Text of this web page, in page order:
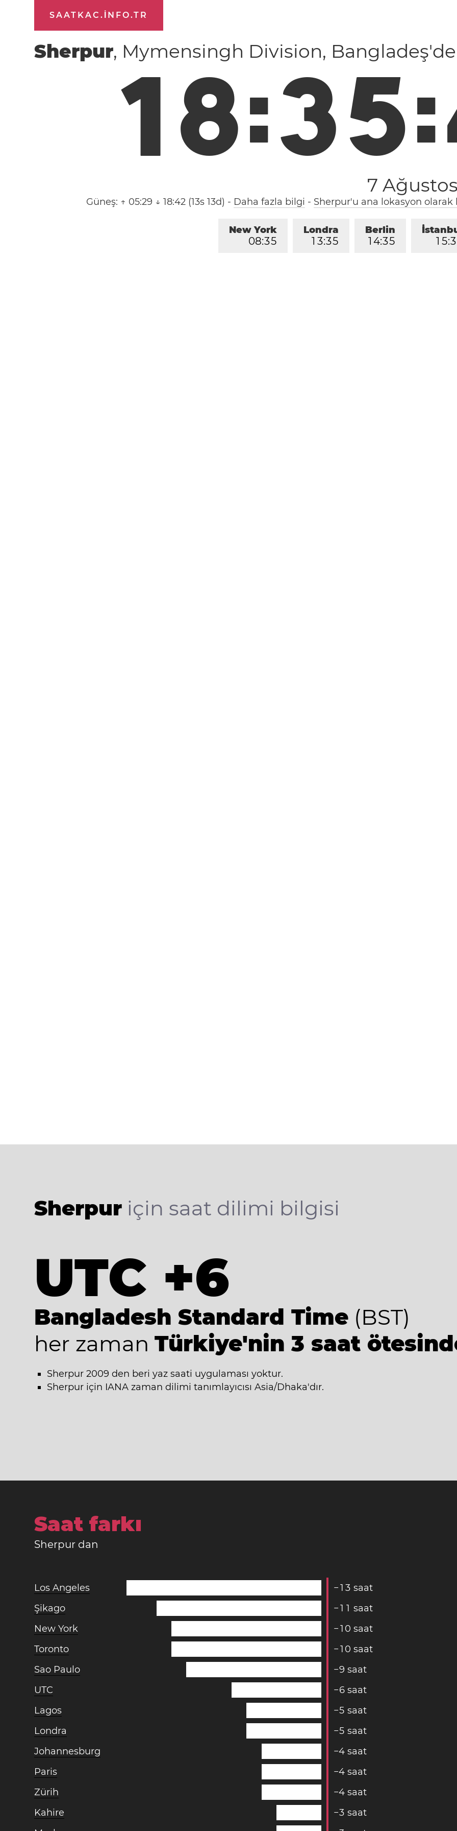
SAATKAC.INFO.TR
Sherpur, Mymensingh Division,
18:35:
7
Güneş: ↑ 05:29 ↓ 18:42 (13s 13d) - Daha fazla bilgi - Sherpur'u ana lokasyon olarak
1 5:3
Berlin
1 4:35
Londra
1 3:35
New York
08:35
Sherpur için saat dilimi bilgisi
UTC +6
Bangladesh Standard Time (BST)
her zaman Türkiye'nin 3 saat
Sherpur 2009 den beri yaz saati uygulaması yoktur.
Sherpur için IANA zaman dilimi tanımlayıcısı Asia/Dhaka'dır.
Saat farkı
Sherpur dan
Los Angeles −1 3 saat
Şikago
−1 1 saat
New York
−1 0 saat
Toronto
−1 0 saat
Sao Paulo
−9 saat
UTC
−6 saat
Lagos
−5 saat
Londra
−5 saat
Johannesburg
−4 saat
Paris
−4 saat
Zürih
−4 saat
Kahire
−3 saat